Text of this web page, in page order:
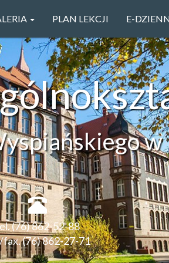
PLAN LEKCJI E-
w
(76) 862-52-88
(76) 862-27-71